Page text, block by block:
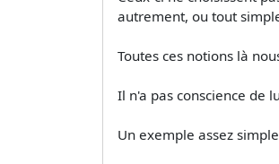
autrement, ou tout
Toutes ces notions là
Il n'a pas conscience de
Un exemple assez